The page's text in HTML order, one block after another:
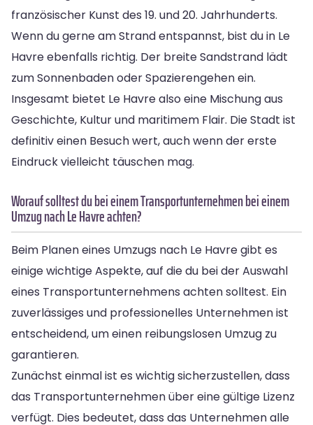
französischer Kunst des 19. und 20. Jahrhunderts.
Wenn du gerne am Strand entspannst, bist du in Le
Havre ebenfalls richtig. Der breite Sandstrand lädt
zum Sonnenbaden oder Spazierengehen ein.
Insgesamt bietet Le Havre also eine Mischung aus
Geschichte, Kultur und maritimem Flair. Die Stadt ist
definitiv einen Besuch wert, auch wenn der erste
Eindruck vielleicht täuschen mag.
Worauf solltest du bei einem Transportunternehmen bei einem
Umzug nach Le Havre achten?
Beim Planen eines Umzugs nach Le Havre gibt es
einige wichtige Aspekte, auf die du bei der Auswahl
eines Transportunternehmens achten solltest. Ein
zuverlässiges und professionelles Unternehmen ist
entscheidend, um einen reibungslosen Umzug zu
garantieren.
Zunächst einmal ist es wichtig sicherzustellen, dass
das Transportunternehmen über eine gültige Lizenz
verfügt. Dies bedeutet, dass das Unternehmen alle